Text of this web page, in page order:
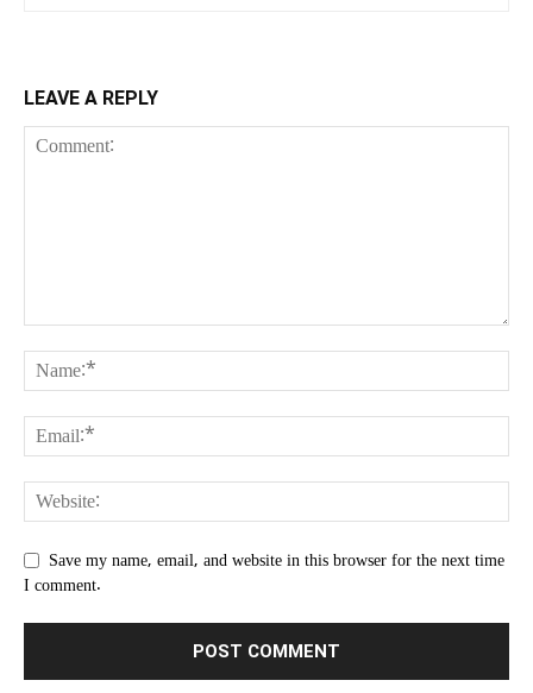
LEAVE A REPLY
Save my name, email, and website in this browser for the next time
I comment.